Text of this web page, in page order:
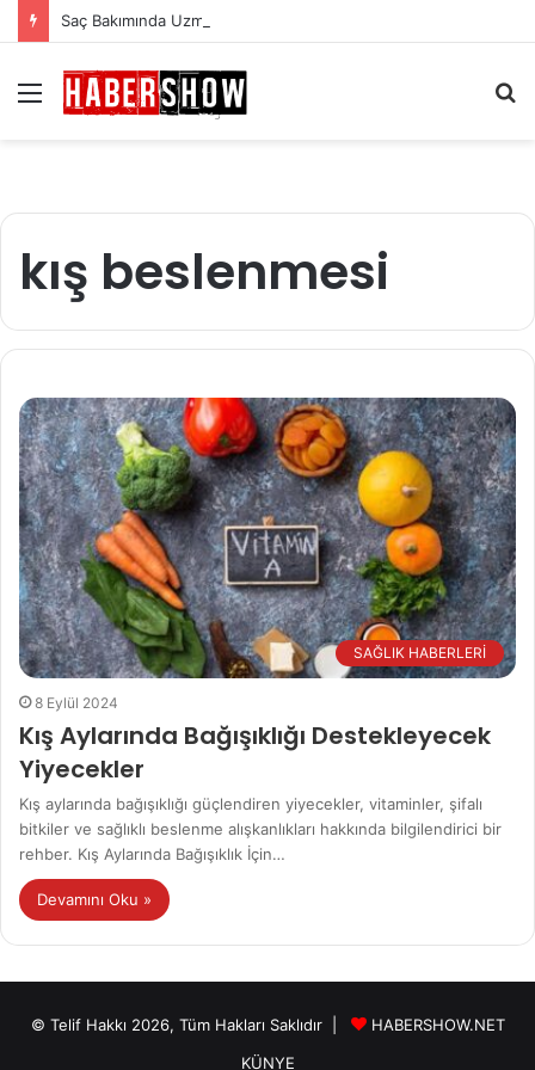
Saç Bakımında Uzmanlardan Gelen En Önemli İpuçları
Menü
kış beslenmesi
SAĞLIK HABERLERİ
8 Eylül 2024
Kış Aylarında Bağışıklığı Destekleyecek
Yiyecekler
Kış aylarında bağışıklığı güçlendiren yiyecekler, vitaminler, şifalı
bitkiler ve sağlıklı beslenme alışkanlıkları hakkında bilgilendirici bir
rehber. Kış Aylarında Bağışıklık İçin…
Devamını Oku »
© Telif Hakkı 2026, Tüm Hakları Saklıdır |
HABERSHOW.NET
KÜNYE